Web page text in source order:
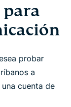
para
probar
a
cuenta de